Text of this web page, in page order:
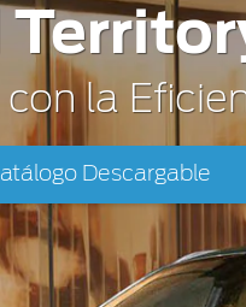
Ford
Distribuidor
Certificados
la
Descargable